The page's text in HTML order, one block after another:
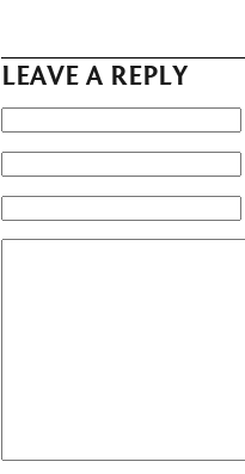
LEAVE A REPLY